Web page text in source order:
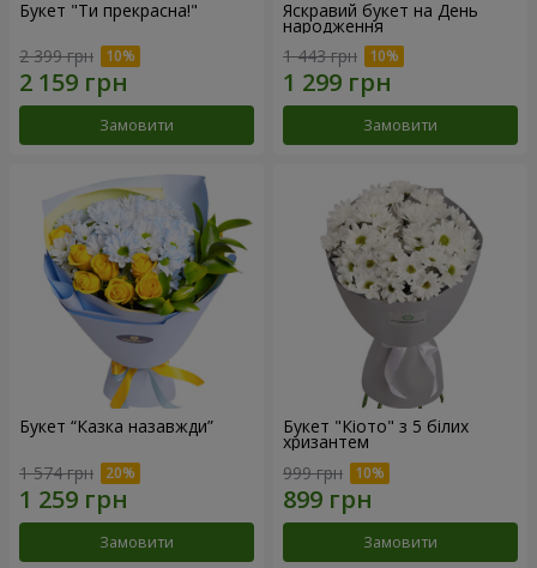
Букет "Ти прекрасна!"
2 399 грн
Замовити
Яскравий букет на День
народження
1 443 грн
Замовити
Букет “Казка назавжди”
1 574 грн
Замовити
Букет "Кіото" з 5 білих
хризантем
999 грн
Замовити